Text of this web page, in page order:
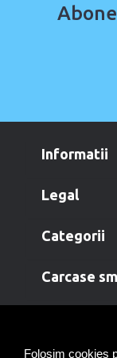
Folosim cookies
informatii
legal
categorii
carcase